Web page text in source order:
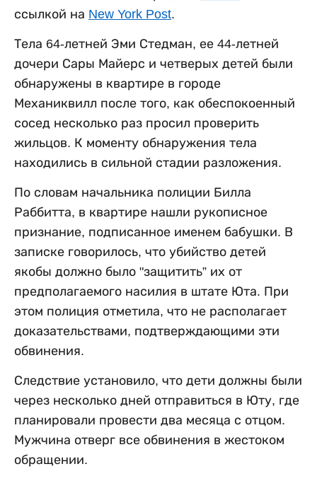
ссылкой на New York Post.
Тела 64-летней Эми Стедман, ее 44-летней
дочери Сары Майерс и четверых детей были
обнаружены в квартире в городе
Механиквилл после того, как обеспокоенный
сосед несколько раз просил проверить
жильцов. К моменту обнаружения тела
находились в сильной стадии разложения.
По словам начальника полиции Билла
Раббитта, в квартире нашли рукописное
признание, подписанное именем бабушки. В
записке говорилось, что убийство детей
якобы должно было "защитить” их от
предполагаемого насилия в штате Юта. При
этом полиция отметила, что не располагает
доказательствами, подтверждающими эти
обвинения.
Следствие установило, что дети должны были
через несколько дней отправиться в Юту, где
планировали провести два месяца с отцом.
Мужчина отверг все обвинения в жестоком
обращении.